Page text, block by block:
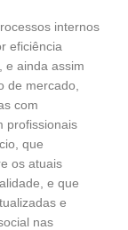
internos
eficiência
e ainda assim
de mercado,
com
profissionais
que
os atuais
e que
e
nas